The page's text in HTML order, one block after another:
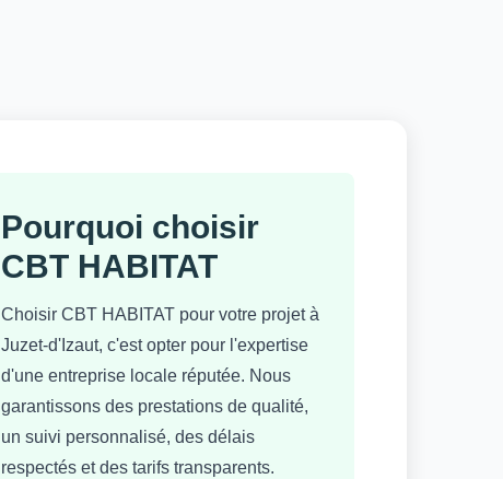
Pourquoi choisir
CBT HABITAT
Choisir CBT HABITAT pour votre projet à
Juzet-d'Izaut, c'est opter pour l'expertise
d'une entreprise locale réputée. Nous
garantissons des prestations de qualité,
un suivi personnalisé, des délais
respectés et des tarifs transparents.